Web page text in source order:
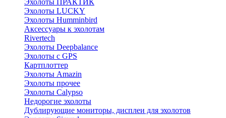
Эхолоты ПРАКТИК
Эхолоты LUCKY
Эхолоты Humminbird
Аксессуары к эхолотам
Rivertech
Эхолоты Deepbalance
Эхолоты с GPS
Картплоттер
Эхолоты Amazin
Эхолоты прочее
Эхолоты Calypso
Недорогие эхолоты
Дублирующие мониторы, дисплеи для эхолотов